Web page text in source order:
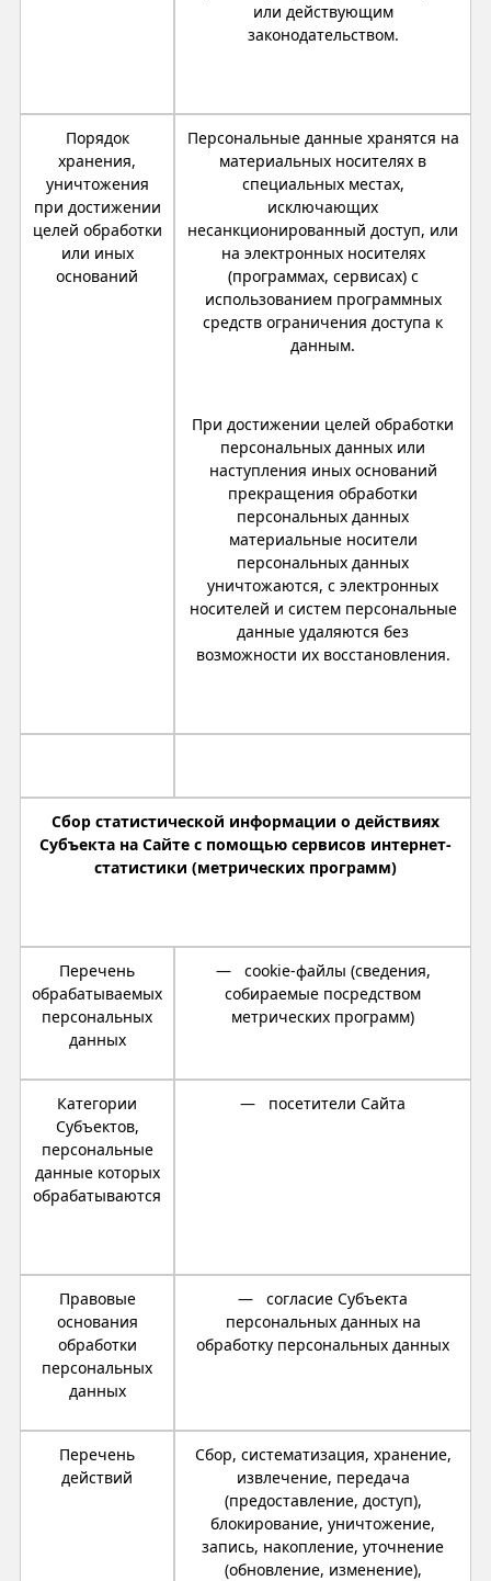
или действующим
законодательством.
Порядок
хранения,
уничтожения
при достижении
целей обработки
или иных
оснований
Персональные данные хранятся на
материальных носителях в
специальных местах,
исключающих
несанкционированный доступ, или
на электронных носителях
(программах, сервисах) с
использованием программных
средств ограничения доступа к
данным.
При достижении целей обработки
персональных данных или
наступления иных оснований
прекращения обработки
персональных данных
материальные носители
персональных данных
уничтожаются, с электронных
носителей и систем персональные
данные удаляются без
возможности их восстановления.
Сбор статистической информации о действиях
Субъекта на Сайте с помощью сервисов интернет-
статистики (метрических программ)
Перечень
обрабатываемых
персональных
данных
— cookie-файлы (сведения,
собираемые посредством
метрических программ)
Категории
Субъектов,
персональные
данные которых
обрабатываются
— посетители Сайта
Правовые
основания
обработки
персональных
данных
— согласие Субъекта
персональных данных на
обработку персональных данных
Перечень
действий
Сбор, систематизация, хранение,
извлечение, передача
(предоставление, доступ),
блокирование, уничтожение,
запись, накопление, уточнение
(обновление, изменение),